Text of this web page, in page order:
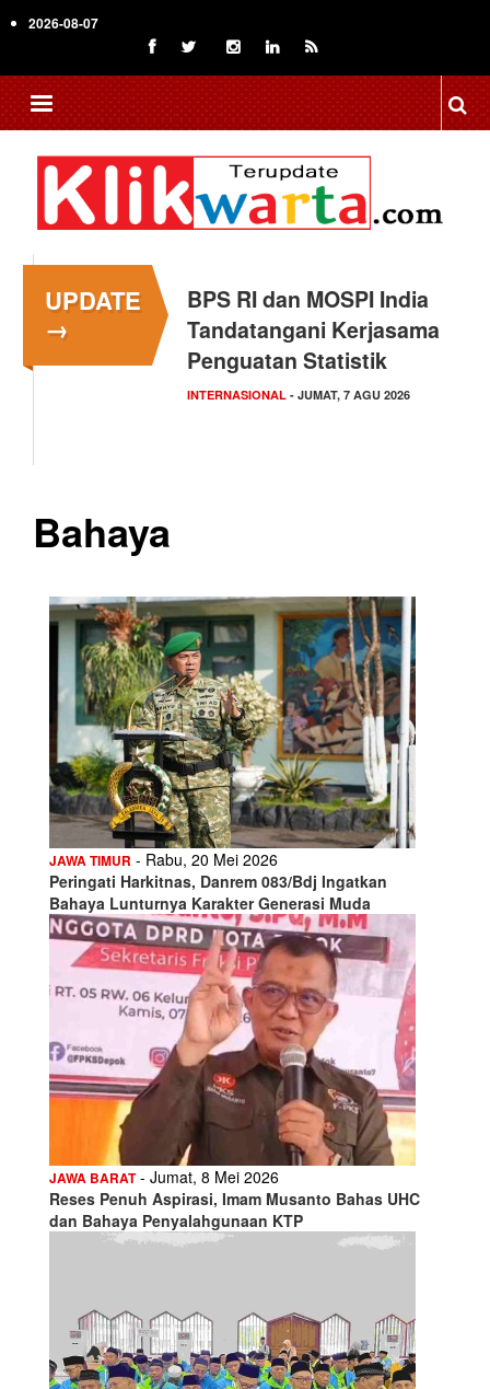
to
content
2026-08-07
UPDATE
→
BPS RI dan MOSPI India
Tandatangani Kerjasama
Penguatan Statistik
INTERNASIONAL - JUMAT, 7 AGU 2026
Kapolsek Kedungkandang
Klarifikasi Isu "Tangkap
Lepas",…
HUKUM- KAMIS, 6 AGU 2026
Bahaya
JAWA TIMUR - Rabu, 20 Mei 2026
Peringati Harkitnas, Danrem 083/Bdj Ingatkan
Bahaya Lunturnya Karakter Generasi Muda
JAWA BARAT- Jumat, 8 Mei 2026
Reses Penuh Aspirasi, Imam Musanto Bahas UHC
dan Bahaya Penyalahgunaan KTP